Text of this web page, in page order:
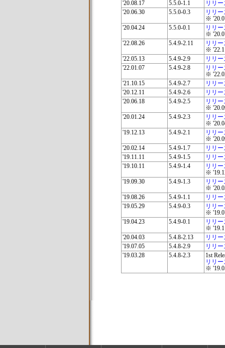
'20.08.17
5.5.0-1.1
リリ
'20.06.30
5.5.0-0.3
リリ
※
'20.04.24
5.5.0-0.1
リリ
※
'22.08.26
5.4.9-2.11
リリ
※
'22.05.13
5.4.9-2.9
リリ
'22.01.07
5.4.9-2.8
リリ
※
'21.10.15
5.4.9-2.7
リリ
'20.12.11
5.4.9-2.6
リリ
'20.06.18
5.4.9-2.5
リリ
※
'20.01.24
5.4.9-2.3
リリ
※
'19.12.13
5.4.9-2.1
リリ
※
'20.02.14
5.4.9-1.7
リリ
'19.11.11
5.4.9-1.5
リリ
'19.10.11
5.4.9-1.4
リリ
※
'19.09.30
5.4.9-1.3
リリ
※
'19.08.26
5.4.9-1.1
リリ
'19.05.29
5.4.9-0.3
リリ
※
'19.04.23
5.4.9-0.1
リリ
※
'20.04.03
5.4.8-2.13
リリ
'19.07.05
5.4.8-2.9
リリ
'19.03.28
5.4.8-2.3
1st
リリ
※